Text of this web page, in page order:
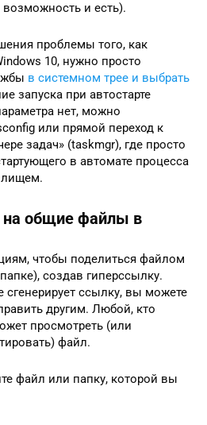
возможность и есть).
проблемы того, как
10, нужно просто
в системном трее и выбрать
запуска при автостарте
нет, можно
или прямой переход к
задач» (taskmgr), где просто
в автомате процесса
на общие файлы в
чтобы поделиться файлом
создав гиперссылку.
сгенерирует ссылку, вы можете
другим. Любой, кто
просмотреть (или
файл.
файл или папку, которой вы